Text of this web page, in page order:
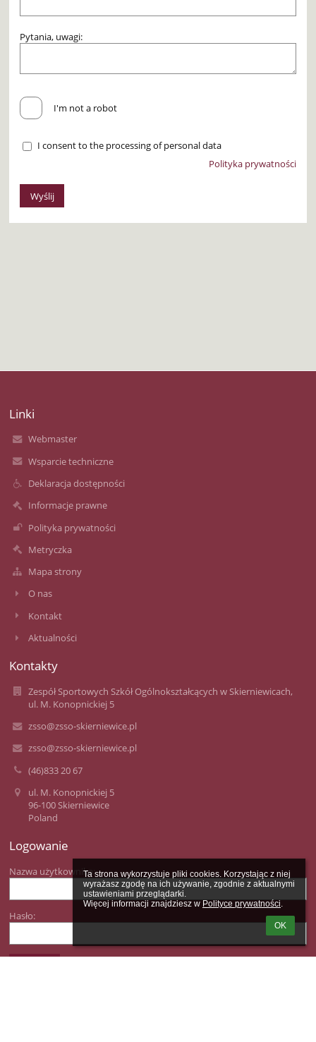
Ta strona wykorzystuje pliki cookies. Korzystając z niej
wyrażasz zgodę na ich używanie, zgodnie z aktualnymi
ustawieniami przeglądarki.
Więcej informacji znajdziesz w Polityce prywatności.
OK
Pytania, uwagi:
I'm not a robot
I consent to the processing of personal data
Polityka prywatności
Linki
Webmaster
Wsparcie techniczne
Deklaracja dostępności
Informacje prawne
Polityka prywatności
Metryczka
Mapa strony
O nas
Kontakt
Aktualności
Kontakty
Zespół Sportowych Szkół Ogólnokształcących w Skierniewicach,
ul. M. Konopnickiej 5
zsso@zsso-skierniewice.pl
zsso@zsso-skierniewice.pl
(46)833 20 67
ul. M. Konopnickiej 5
96-100 Skierniewice
Poland
Logowanie
Nazwa użytkownika:
Hasło: